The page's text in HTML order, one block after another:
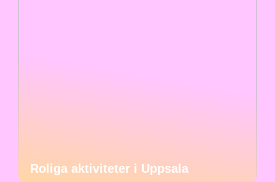
Roliga aktiviteter i Uppsala